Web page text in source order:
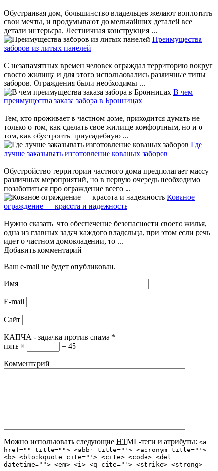
Обустраивая дом, большинство владельцев желают воплотить
свои мечты, и продумывают до мельчайших деталей все
детали интерьера. Лестничная конструкция ...
Преимущества
заборов из литых панелей
С незапамятных времен человек ограждал территорию вокруг
своего жилища и для этого использовались различные типы
заборов. Ограждения были необходимы ...
В чем
преимущества заказа забора в Бронницах
Тем, кто проживает в частном доме, приходится думать не
только о том, как сделать свое жилище комфортным, но и о
том, как обустроить приусадебную ...
Где
лучше заказывать изготовление кованых заборов
Обустройство территории частного дома предполагает массу
различных мероприятий, но в первую очередь необходимо
позаботиться про ограждение всего ...
Кованое
ограждение — красота и надежность
Нужно сказать, что обеспечение безопасности своего жилья,
одна из главных задач каждого владельца, при этом если речь
идет о частном домовладении, то ...
Добавить комментарий
Ваш e-mail не будет опубликован.
Имя
E-mail
Сайт
КАПЧА - задачка против спама *
пять ×
= 45
Комментарий
Можно использовать следующие HTML-теги и атрибуты: <a
href="" title=""> <abbr title=""> <acronym title="">
<b> <blockquote cite=""> <cite> <code> <del
datetime=""> <em> <i> <q cite=""> <strike> <strong>